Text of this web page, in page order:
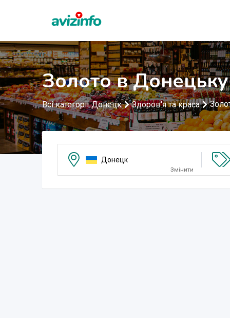
Золото в Донецьку
Всі категорії Донецк Здоров'я та краса
Донецк
Змінити